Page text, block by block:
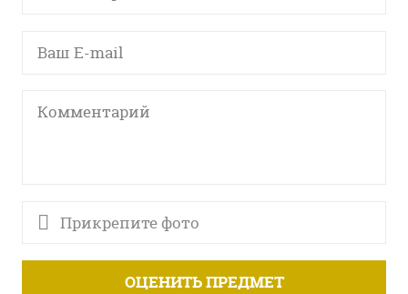
Прикрепите фото
ОЦЕНИТЬ ПРЕДМЕТ